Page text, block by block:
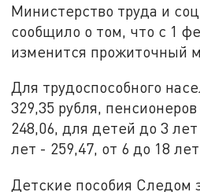
Министерство труда и
сообщило о том, что с 1
изменится прожиточный
Для трудоспособного
329,35 рубля,
248,06, для детей до 3
лет - 259,47, от 6 до 18
Детские пособия Следом